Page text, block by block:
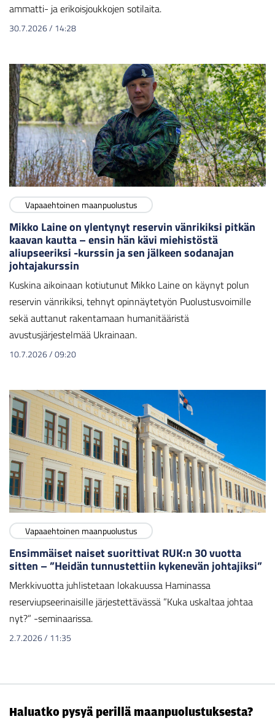
ammatti- ja erikoisjoukkojen sotilaita.
30.7.2026/ 14:28
Vapaaehtoinen maanpuolustus
Mikko Laine on ylentynyt reservin vänrikiksi pitkän
kaavan kautta – ensin hän kävi miehistöstä
aliupseeriksi -kurssin ja sen jälkeen sodanajan
johtajakurssin
Kuskina aikoinaan kotiutunut Mikko Laine on käynyt polun
reservin vänrikiksi, tehnyt opinnäytetyön Puolustusvoimille
sekä auttanut rakentamaan humanitääristä
avustusjärjestelmää Ukrainaan.
10.7.2026/09:20
Vapaaehtoinen maanpuolustus
Ensimmäiset naiset suorittivat RUK:n 30 vuotta
sitten – ”Heidän tunnustettiin kykenevän johtajiksi”
Merkkivuotta juhlistetaan lokakuussa Haminassa
reserviupseerinaisille järjestettävässä ”Kuka uskaltaa johtaa
nyt?” -seminaarissa.
2.7.2026/ 11:35
Haluatko pysyä perillä maanpuolustuksesta?